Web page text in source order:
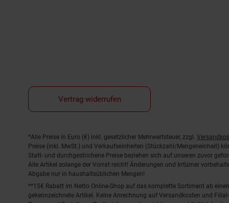
Vertrag widerrufen
Fußnoten
*Alle Preise in Euro (€) inkl. gesetzlicher Mehrwertsteuer, zzgl.
Preise (inkl. MwSt.) und Verkaufseinheiten (Stückzahl/Mengeneinheit)
Statt- und durchgestrichene Preise beziehen sich auf unseren zuvor
Alle Artikel solange der Vorrat reicht! Änderungen und Irrtümer
Abgabe nur in haushaltsüblichen Mengen!
**15€ Rabatt im Netto Online-Shop auf das komplette Sortiment ab
gekennzeichnete Artikel. Keine Anrechnung auf Versandkosten und